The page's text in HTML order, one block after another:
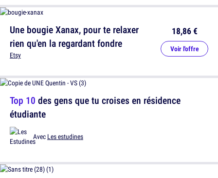
Une bougie Xanax, pour te relaxer
rien qu'en la regardant fondre
Etsy
18,86 €
Voir l'offre
Top 10 des gens que tu croises en résidence
étudiante
Avec Les estudines